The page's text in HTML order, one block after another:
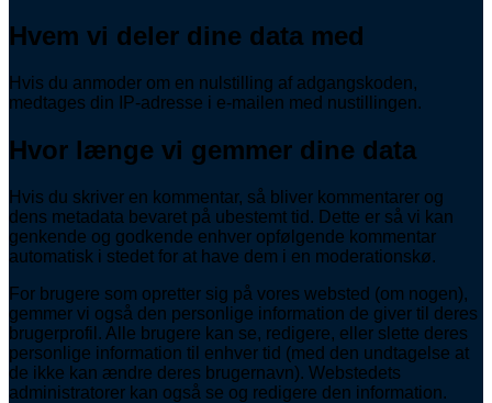
Hvem vi deler dine data med
Hvis du anmoder om en nulstilling af adgangskoden,
medtages din IP-adresse i e-mailen med nustillingen.
Hvor længe vi gemmer dine data
Hvis du skriver en kommentar, så bliver kommentarer og
dens metadata bevaret på ubestemt tid. Dette er så vi kan
genkende og godkende enhver opfølgende kommentar
automatisk i stedet for at have dem i en moderationskø.
For brugere som opretter sig på vores websted (om nogen),
gemmer vi også den personlige information de giver til deres
brugerprofil. Alle brugere kan se, redigere, eller slette deres
personlige information til enhver tid (med den undtagelse at
de ikke kan ændre deres brugernavn). Webstedets
administratorer kan også se og redigere den information.